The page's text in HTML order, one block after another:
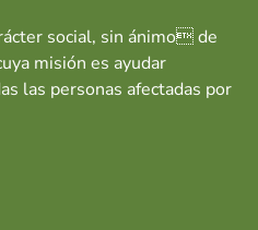
social, sin ánimo de
misión es ayudar
las personas afectadas por